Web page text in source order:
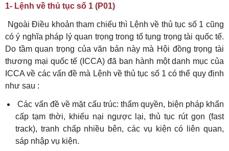
1- Lệnh về thủ tục số 1 (P01)
Ngoài Điều khoản tham chiếu thì Lệnh về thủ tục số 1 cũng
có ý nghĩa pháp lý quan trọng trong tố tụng trọng tài quốc tế.
Do tầm quan trọng của văn bản này mà Hội đồng trọng tài
thương mại quốc tế (ICCA) đã ban hành một danh mục của
ICCA về các vấn đề mà Lệnh về thủ tục số 1 có thể quy định
như sau :
Các vấn đề về mặt cấu trúc: thẩm quyền, biện pháp khẩn
cấp tạm thời, khiếu nại ngược lại, thủ tục rút gọn (fast
track), tranh chấp nhiều bên, các vụ kiện có liên quan,
sáp nhập vụ kiện.